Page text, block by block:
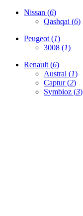
Nissan (6)
Qashqai (6)
Peugeot (1)
3008 (1)
Renault (6)
Austral (1)
Captur (2)
Symbioz (3)